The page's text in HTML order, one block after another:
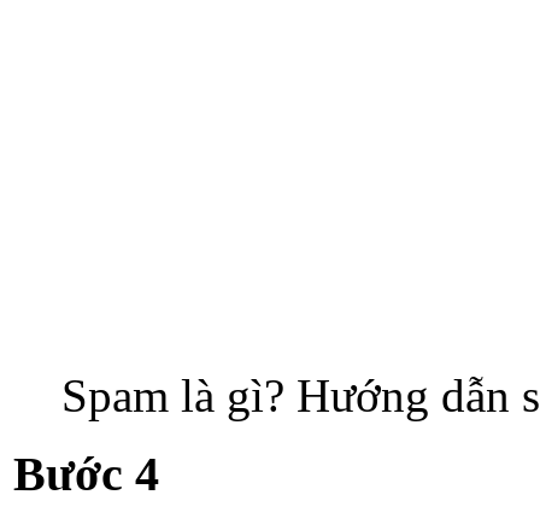
Spam là gì? Hướng dẫn
Bước 4